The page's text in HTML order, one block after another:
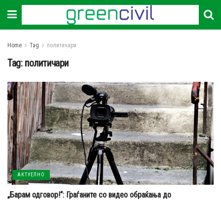
Home Tag политичари
Tag: политичари
АКТУЕЛНО
„Барам одговор!“: Граѓаните со видео обраќања до